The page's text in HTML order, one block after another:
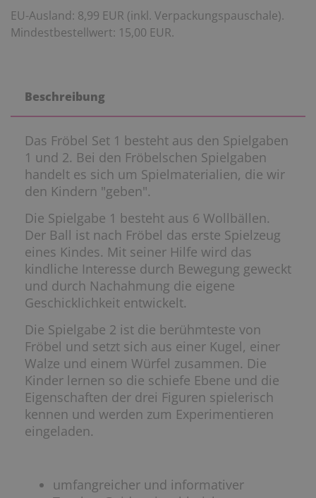
EU-Ausland: 8,99 EUR (inkl. Verpackungspauschale).
Mindestbestellwert: 15,00 EUR.
Beschreibung
Das Fröbel Set 1 besteht aus den Spielgaben
1 und 2. Bei den Fröbelschen Spielgaben
handelt es sich um Spielmaterialien, die wir
den Kindern "geben".
Die Spielgabe 1 besteht aus 6 Wollbällen.
Der Ball ist nach Fröbel das erste Spielzeug
eines Kindes. Mit seiner Hilfe wird das
kindliche Interesse durch Bewegung geweckt
und durch Nachahmung die eigene
Geschicklichkeit entwickelt.
Die Spielgabe 2 ist die berühmteste von
Fröbel und setzt sich aus einer Kugel, einer
Walze und einem Würfel zusammen. Die
Kinder lernen so die schiefe Ebene und die
Eigenschaften der drei Figuren spielerisch
kennen und werden zum Experimentieren
eingeladen.
umfangreicher und informativer